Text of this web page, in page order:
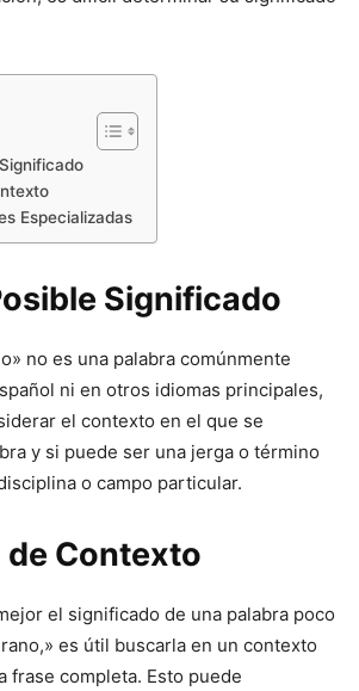
Especializadas
Significado
no es una palabra comúnmente
ni en otros idiomas principales,
el contexto en el que se
y si puede ser una jerga o término
o campo particular.
de Contexto
el significado de una palabra poco
es útil buscarla en un contexto
frase completa. Esto puede